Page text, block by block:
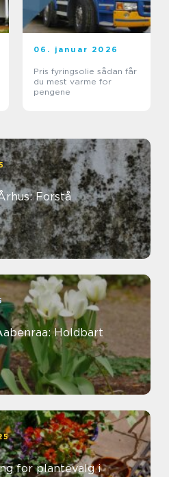
06. januar 2026
Pris fyringsolie sådan får
du mest varme for
pengene
Forstå
Holdbart
for plantevalg i